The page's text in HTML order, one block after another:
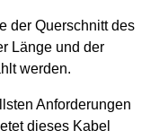
der Querschnitt des
Länge und der
werden.
Anforderungen
dieses Kabel